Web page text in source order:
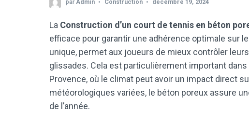
parAdmin Construction décembre 19, 2024
La Construction d’un court de tennis en béton
efficace pour garantir une adhérence optimale sur
unique, permet aux joueurs de mieux contrôler
glissades. Cela est particulièrement important
Provence, où le climat peut avoir un impact direct
météorologiques variées, le béton poreux assure
de l’année.